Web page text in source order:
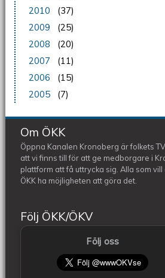
2010
(37)
2009
(25)
2008
(20)
2007
(11)
2006
(15)
2005
(7)
Om ÖKK
Öppna Kanalen Kronoberg är folkets
att vi finns till för att ge medborgare i
plattform att få uttrycka sig. Alla som vill
ÖKK ha möjligheten att göra det.
Följ ÖKK/ÖKV
Följ oss